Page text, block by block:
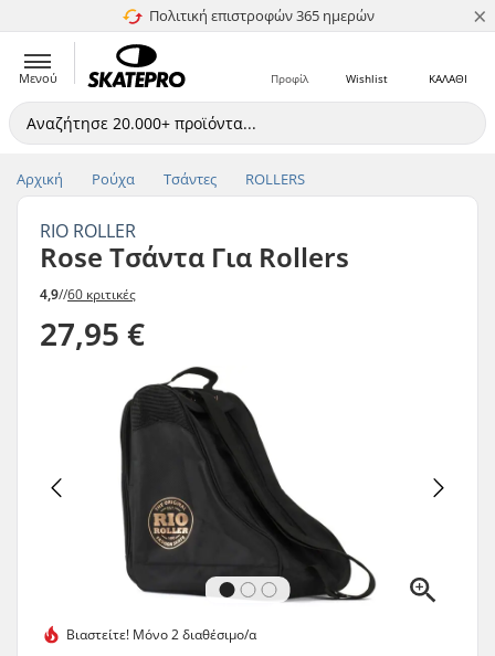
Πολιτική επιστροφών 365 ημερών
4.8 στα 5 ×
Μενού ΚΑΛΑΘΙ
Wishlist
Προφίλ
Αρχική Ρούχα Τσάντες ROLLERS
RIO ROLLER
Rose Τσάντα Για Rollers
4,9//60 κριτικές
27,95 €
Βιαστείτε! Μόνο 2 διαθέσιμο/α